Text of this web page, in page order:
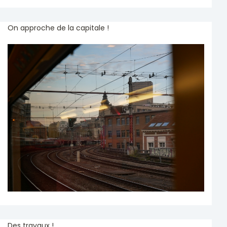
On approche de la capitale !